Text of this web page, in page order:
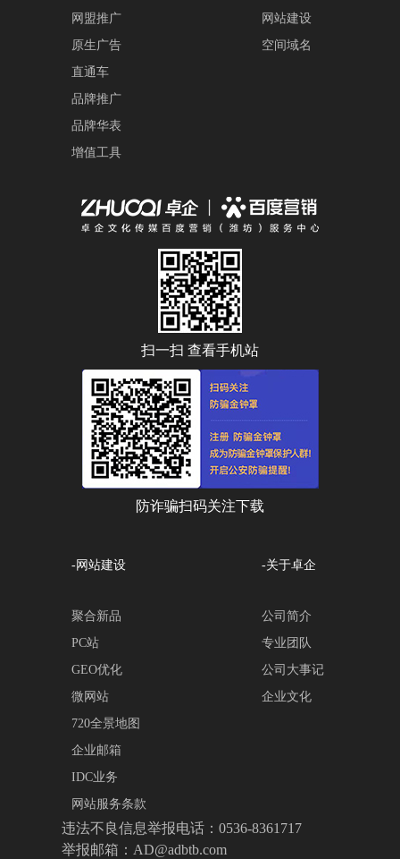
网盟推广
原生广告
直通车
品牌推广
品牌华表
增值工具
网站建设
空间域名
扫一扫 查看手机站
防诈骗扫码关注下载
-网站建设
聚合新品
PC站
GEO优化
微网站
720全景地图
企业邮箱
IDC业务
网站服务条款
-关于卓企
公司简介
专业团队
公司大事记
企业文化
违法不良信息举报电话：0536-8361717
举报邮箱：AD@adbtb.com